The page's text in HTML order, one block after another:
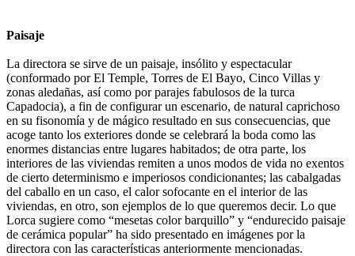
Paisaje
La directora se sirve de un paisaje, insólito y espectacular
(conformado por El Temple, Torres de El Bayo, Cinco Villas y
zonas aledañas, así como por parajes fabulosos de la turca
Capadocia), a fin de configurar un escenario, de natural caprichoso
en su fisonomía y de mágico resultado en sus consecuencias, que
acoge tanto los exteriores donde se celebrará la boda como las
enormes distancias entre lugares habitados; de otra parte, los
interiores de las viviendas remiten a unos modos de vida no exentos
de cierto determinismo e imperiosos condicionantes; las cabalgadas
del caballo en un caso, el calor sofocante en el interior de las
viviendas, en otro, son ejemplos de lo que queremos decir. Lo que
Lorca sugiere como “mesetas color barquillo” y “endurecido paisaje
de cerámica popular” ha sido presentado en imágenes por la
directora con las características anteriormente mencionadas.